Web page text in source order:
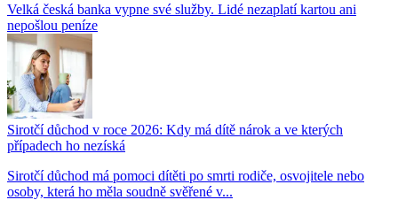
Velká česká banka vypne své služby. Lidé nezaplatí kartou ani
nepošlou peníze
Sirotčí důchod v roce 2026: Kdy má dítě nárok a ve kterých
případech ho nezíská
Sirotčí důchod má pomoci dítěti po smrti rodiče, osvojitele nebo
osoby, která ho měla soudně svěřené v...